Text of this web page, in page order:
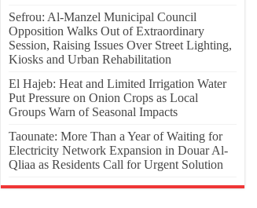
Sefrou: Al-Manzel Municipal Council
Opposition Walks Out of Extraordinary
Session, Raising Issues Over Street Lighting,
Kiosks and Urban Rehabilitation
El Hajeb: Heat and Limited Irrigation Water
Put Pressure on Onion Crops as Local
Groups Warn of Seasonal Impacts
Taounate: More Than a Year of Waiting for
Electricity Network Expansion in Douar Al-
Qliaa as Residents Call for Urgent Solution